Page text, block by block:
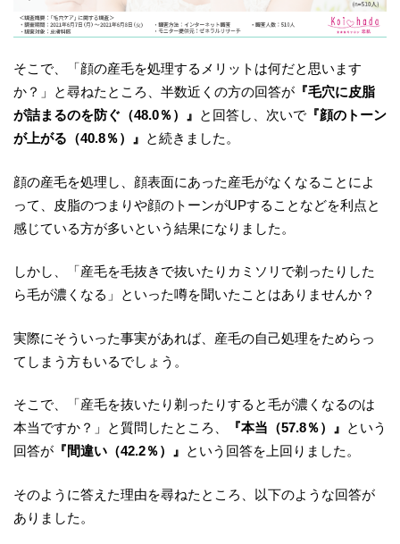
そこで、「顔の産毛を処理するメリットは何だと思います
か？」と尋ねたところ、半数近くの方の回答が 『毛穴に皮脂
が詰まるのを防ぐ（48.0％）』 と回答し、次いで 『顔のトーン
が上がる（40.8％）』 と続きました。
顔の産毛を処理し、顔表面にあった産毛がなくなることによ
って、皮脂のつまりや顔のトーンがUPすることなどを利点と
感じている方が多いという結果になりました。
しかし、「産毛を毛抜きで抜いたりカミソリで剃ったりした
ら毛が濃くなる」といった噂を聞いたことはありませんか？
実際にそういった事実があれば、産毛の自己処理をためらっ
てしまう方もいるでしょう。
そこで、「産毛を抜いたり剃ったりすると毛が濃くなるのは
本当ですか？」と質問したところ、
『本当（57.8％）』 という
回答が 『間違い（42.2％）』 という回答を上回りました。
そのように答えた理由を尋ねたところ、以下のような回答が
ありました。